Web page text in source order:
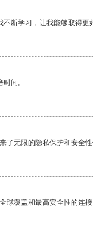
断学习，让我能够取得更
间。
了无限的隐私保护和安全性
球覆盖和最高安全性的连接